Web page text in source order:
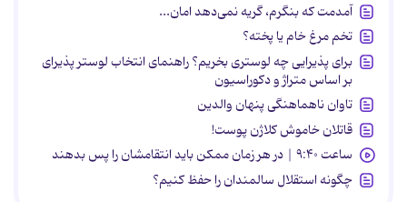
آمدمت که بنگرم، گریه نمی‌دهد امان...
تخم مرغ خام یا پخته؟
برای پذیرایی چه لوستری بخریم؟ راهنمای انتخاب لوستر پذیرای
بر اساس متراژ و دکوراسیون
تاوان ناهماهنگی پنهان والدین
قاتلان خاموش کلاژن پوست!
ساعت ۹:۴۰ | در هر زمان ممکن باید انتقامشان را پس بدهند
چگونه استقلال سالمندان را حفظ کنیم؟